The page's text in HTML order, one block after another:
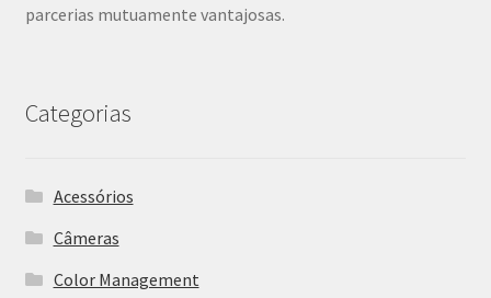
parcerias mutuamente vantajosas.
Categorias
Acessórios
Câmeras
Color Management